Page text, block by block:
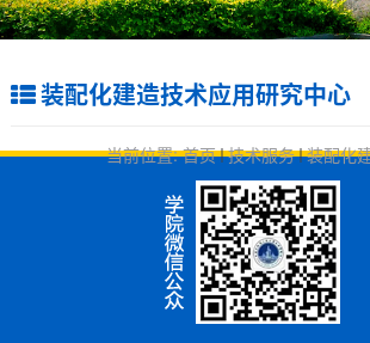
装配化建造技术应用研究中心
当前位置:首页 技术服务 装配化